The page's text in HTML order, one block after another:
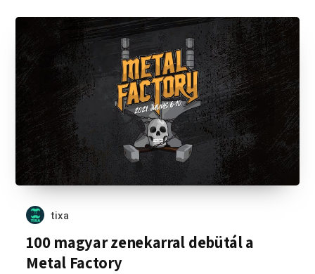
tixa
100 magyar zenekarral debütál a
Metal Factory